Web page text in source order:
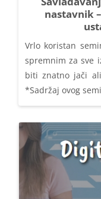
nastavnik
Vrlo koristan
spremnim za sve
biti znatno jači
*Sadržaj ovog